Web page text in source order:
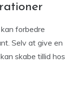
forbedre
Selv at give en
skabe tillid hos